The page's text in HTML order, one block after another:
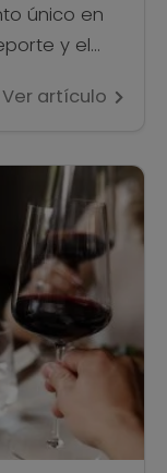
único en
y el
su afamado
y lo
sábado […]
Ver artículo